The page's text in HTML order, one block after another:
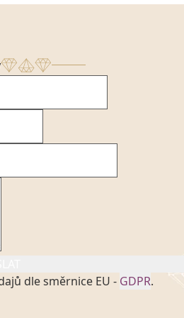
dle směrnice EU - GDPR.
se zákonem č. 101/2000 Sb. v